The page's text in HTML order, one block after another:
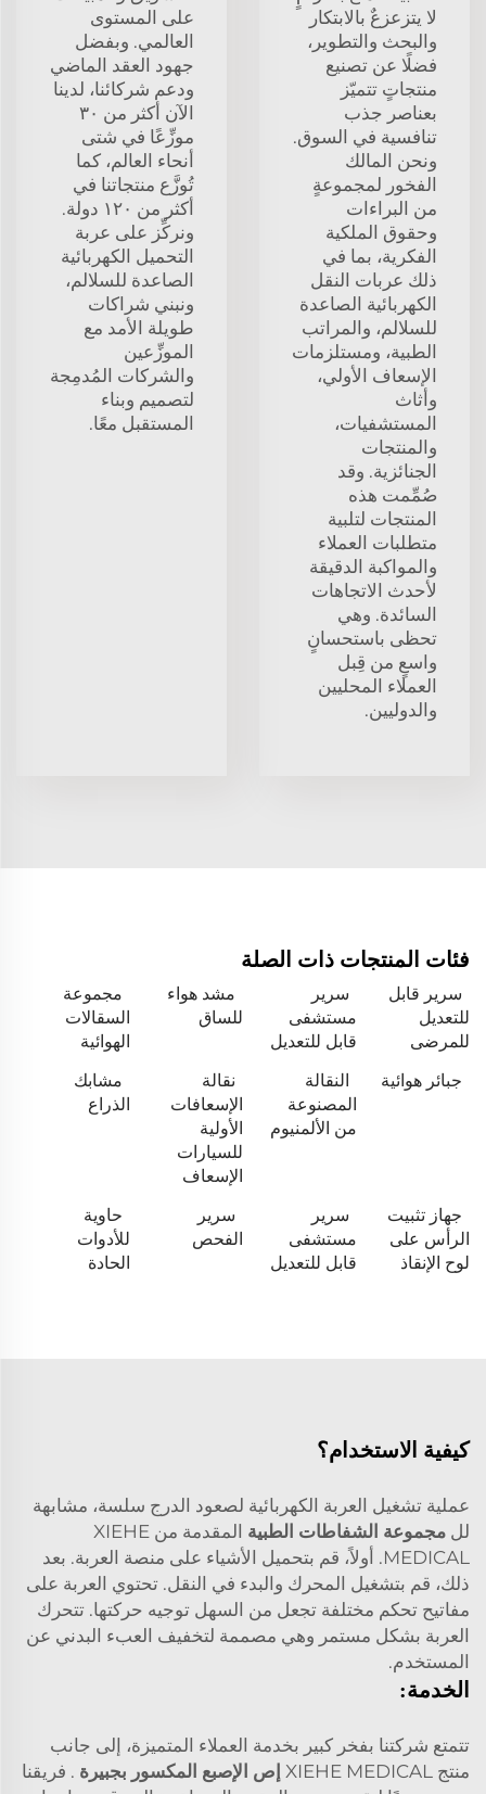
لا يتزعزعٌ بالابتكار
والبحث والتطوير،
فضلًا عن تصنيع
منتجاتٍ تتميّز
بعناصر جذب
تنافسية في السوق.
ونحن المالك
الفخور لمجموعةٍ
من البراءات
وحقوق الملكية
الفكرية، بما في
ذلك عربات النقل
الكهربائية الصاعدة
للسلالم، والمراتب
الطبية، ومستلزمات
الإسعاف الأولي،
وأثاث
المستشفيات،
والمنتجات
الجنائزية. وقد
صُمِّمت هذه
المنتجات لتلبية
متطلبات العملاء
والمواكبة الدقيقة
لأحدث الاتجاهات
السائدة. وهي
تحظى باستحسانٍ
واسعٍ من قِبل
العملاء المحليين
والدوليين.
على المستوى
العالمي. وبفضل
جهود العقد الماضي
ودعم شركائنا، لدينا
الآن أكثر من ٣٠
موزِّعًا في شتى
أنحاء العالم، كما
تُوزَّع منتجاتنا في
أكثر من ١٢٠ دولة.
ونركِّز على عربة
التحميل الكهربائية
الصاعدة للسلالم،
ونبني شراكات
طويلة الأمد مع
الموزِّعين
والشركات المُدمِجة
لتصميم وبناء
المستقبل معًا.
فئات المنتجات ذات الصلة
سرير قابل
للتعديل
للمرضى
سرير
مستشفى
قابل للتعديل
مشد هواء
للساق
مجموعة
السقالات
الهوائية
جبائر هوائية
النقالة
المصنوعة
من الألمنيوم
نقالة
الإسعافات
الأولية
للسيارات
الإسعاف
مشابك
الذراع
جهاز تثبيت
الرأس على
لوح الإنقاذ
سرير
مستشفى
قابل للتعديل
سرير
الفحص
حاوية
للأدوات
الحادة
كيفية الاستخدام؟
عملية تشغيل العربة الكهربائية لصعود الدرج سلسة، مشابهة
لل مجموعة الشفاطات الطبية
المقدمة من XIEHE
MEDICAL. أولاً، قم بتحميل الأشياء على منصة العربة. بعد
ذلك، قم بتشغيل المحرك والبدء في النقل. تحتوي العربة على
مفاتيح تحكم مختلفة تجعل من السهل توجيه حركتها. تتحرك
العربة بشكل مستمر وهي مصممة لتخفيف العبء البدني عن
المستخدم.
الخدمة:
تتمتع شركتنا بفخر كبير بخدمة العملاء المتميزة، إلى جانب
منتج XIEHE MEDICAL
إص الإصبع المكسور بجبيرة . فريقنا